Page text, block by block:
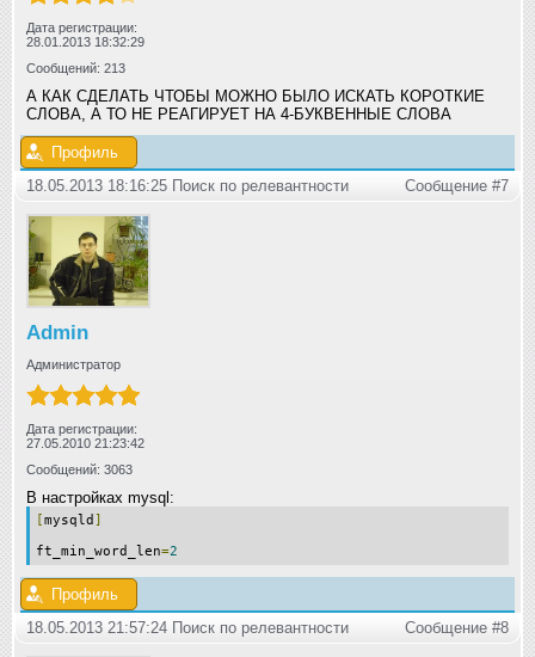
Дата регистрации:
28.01.2013 18:32:29
Сообщений: 213
А КАК СДЕЛАТЬ ЧТОБЫ МОЖНО БЫЛО ИСКАТЬ КОРОТКИЕ
СЛОВА, А ТО НЕ РЕАГИРУЕТ НА 4-БУКВЕННЫЕ СЛОВА
Профиль
18.05.2013 18:16:25 Поиск по релевантности
Сообщение #7
Admin
Администратор
Дата регистрации:
27.05.2010 21:23:42
Сообщений: 3063
В настройках mysql:
[mysqld ]
ft_min_word_len=2
Профиль
18.05.2013 21:57:24 Поиск по релевантности
Сообщение #8